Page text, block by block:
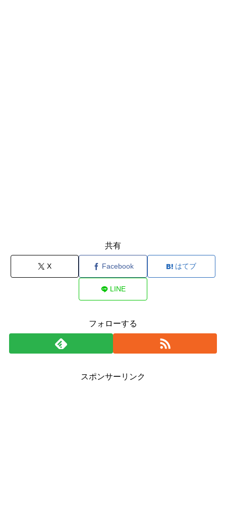
共有
X Facebook はてブ
LINE
フォローする
スポンサーリンク